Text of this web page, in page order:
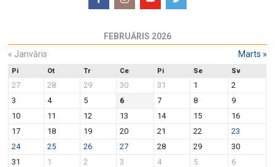
s
N
a
v
g
a
t
t
i
o
n
FEBRUĀRIS 2026
« Janvāris Marts »
Pi Ot Tr Ce Pi Se Sv
27 28 29 30 31 1
2
3
4 5 6 7 8
9
10
11 12 13 14 15
16
17
18 19 20 21 22
23
24
25 26 27 28 29
30
31
1 2 3 4 5 6